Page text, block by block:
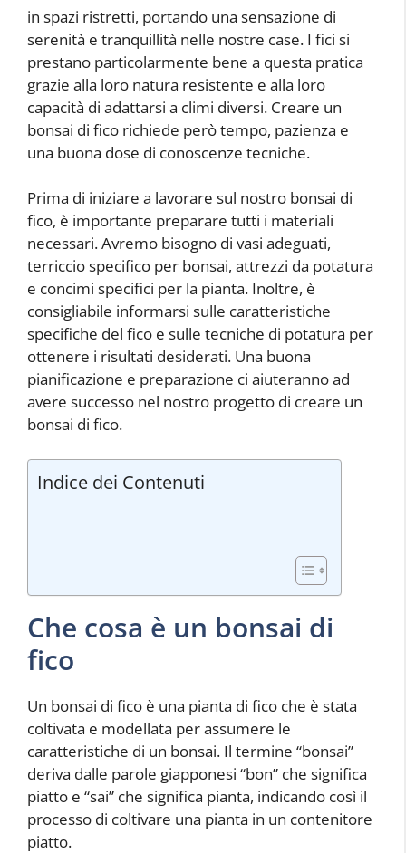
in spazi ristretti, portando una sensazione di
serenità e tranquillità nelle nostre case. I fici si
prestano particolarmente bene a questa pratica
grazie alla loro natura resistente e alla loro
capacità di adattarsi a climi diversi. Creare un
bonsai di fico richiede però tempo, pazienza e
una buona dose di conoscenze tecniche.
Prima di iniziare a lavorare sul nostro bonsai di
fico, è importante preparare tutti i materiali
necessari. Avremo bisogno di vasi adeguati,
terriccio specifico per bonsai, attrezzi da potatura
e concimi specifici per la pianta. Inoltre, è
consigliabile informarsi sulle caratteristiche
specifiche del fico e sulle tecniche di potatura per
ottenere i risultati desiderati. Una buona
pianificazione e preparazione ci aiuteranno ad
avere successo nel nostro progetto di creare un
bonsai di fico.
Indice dei Contenuti
Che cosa è un bonsai di
fico
Un bonsai di fico è una pianta di fico che è stata
coltivata e modellata per assumere le
caratteristiche di un bonsai. Il termine “bonsai”
deriva dalle parole giapponesi “bon” che significa
piatto e “sai” che significa pianta, indicando così il
processo di coltivare una pianta in un contenitore
piatto.